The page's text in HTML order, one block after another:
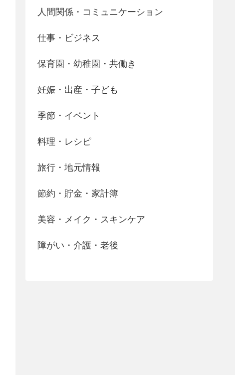
人間関係・コミュニケーション
仕事・ビジネス
保育園・幼稚園・共働き
妊娠・出産・子ども
季節・イベント
料理・レシピ
旅行・地元情報
節約・貯金・家計簿
美容・メイク・スキンケア
障がい・介護・老後